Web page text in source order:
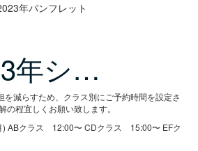
年パンフレット
年シ…
減らすため、クラス別にご予約時間を設定さ
の程宜しくお願い致します。
) ABクラス 12:00〜CDクラス 15:00〜 EFク